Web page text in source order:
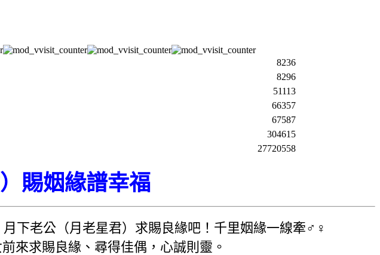
8236
8296
51113
66357
67587
304615
27720558
賜姻緣譜幸福
下老公（月老星君）求賜良緣吧！千里姻緣一線牽♂♀
來求賜良緣、尋得佳偶，心誠則靈。